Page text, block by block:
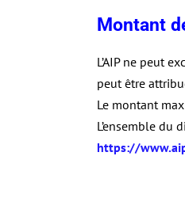
Montant
L’AIP ne peut
peut être
Le montant
L’ensemble
https://